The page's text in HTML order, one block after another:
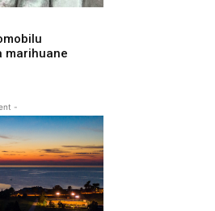
marihuane
-